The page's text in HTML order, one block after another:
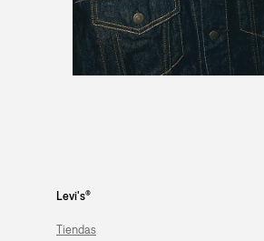
Levi's®
Tiendas